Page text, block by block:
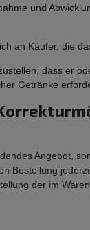
und
an Käufer, die
dass er
Getränke
Angebot,
Bestellung
der im